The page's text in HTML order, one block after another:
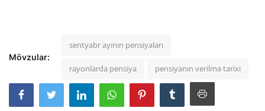
Mövzular:
sentyabr ayının pensiyaları
rayonlarda pensiya pensiyanın verilmə tarixi